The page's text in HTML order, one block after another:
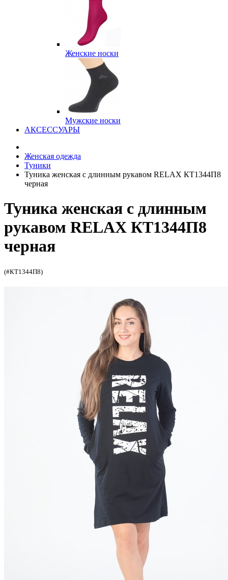
Женские носки
Мужские носки
АКСЕССУАРЫ
Женская одежда
Туники
Туника женская с длинным рукавом RELAX КТ1344П8
черная
Туника женская с длинным
рукавом RELAX КТ1344П8
черная
(#КТ1344П8)